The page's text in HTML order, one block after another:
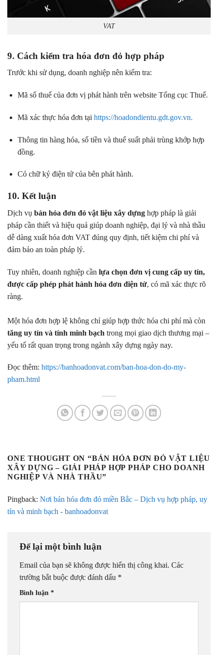
VAT
9. Cách kiểm tra hóa đơn đỏ hợp pháp
Trước khi sử dụng, doanh nghiệp nên kiểm tra:
Mã số thuế của đơn vị phát hành trên website Tổng cục Thuế.
Mã xác thực hóa đơn tại https://hoadondientu.gdt.gov.vn.
Thông tin hàng hóa, số tiền và thuế suất phải trùng khớp hợp
đồng.
Có chữ ký điện tử của bên phát hành.
10. Kết luận
Dịch vụ bán hóa đơn đỏ vật liệu xây dựng hợp pháp là giải
pháp cần thiết và hiệu quả giúp doanh nghiệp, đại lý và nhà thầu
dễ dàng xuất hóa đơn VAT đúng quy định, tiết kiệm chi phí và
đảm bảo an toàn pháp lý.
Tuy nhiên, doanh nghiệp cần lựa chọn đơn vị cung cấp uy tín,
được cấp phép phát hành hóa đơn điện tử, có mã xác thực rõ
ràng.
Một hóa đơn hợp lệ không chỉ giúp hợp thức hóa chi phí mà còn
tăng uy tín và tính minh bạch trong mọi giao dịch thương mại –
yếu tố rất quan trọng trong ngành xây dựng ngày nay.
Đọc thêm: https://banhoadonvat.com/ban-hoa-don-do-my-
pham.html
ONE THOUGHT ON “BÁN HÓA ĐƠN ĐỎ VẬT LIỆU
XÂY DỰNG – GIẢI PHÁP HỢP PHÁP CHO DOANH
NGHIỆP VÀ NHÀ THẦU”
Pingback: Nơi bán hóa đơn đỏ miền Bắc – Dịch vụ hợp pháp, uy
tín và minh bạch - banhoadonvat
Để lại một bình luận
Email của bạn sẽ không được hiển thị công khai. Các
trường bắt buộc được đánh dấu *
Bình luận *